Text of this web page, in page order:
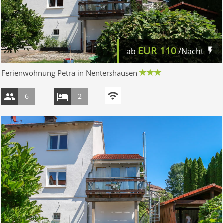
abEUR110/Nacht
Ferienwohnung Petra in Nentershausen
6 2